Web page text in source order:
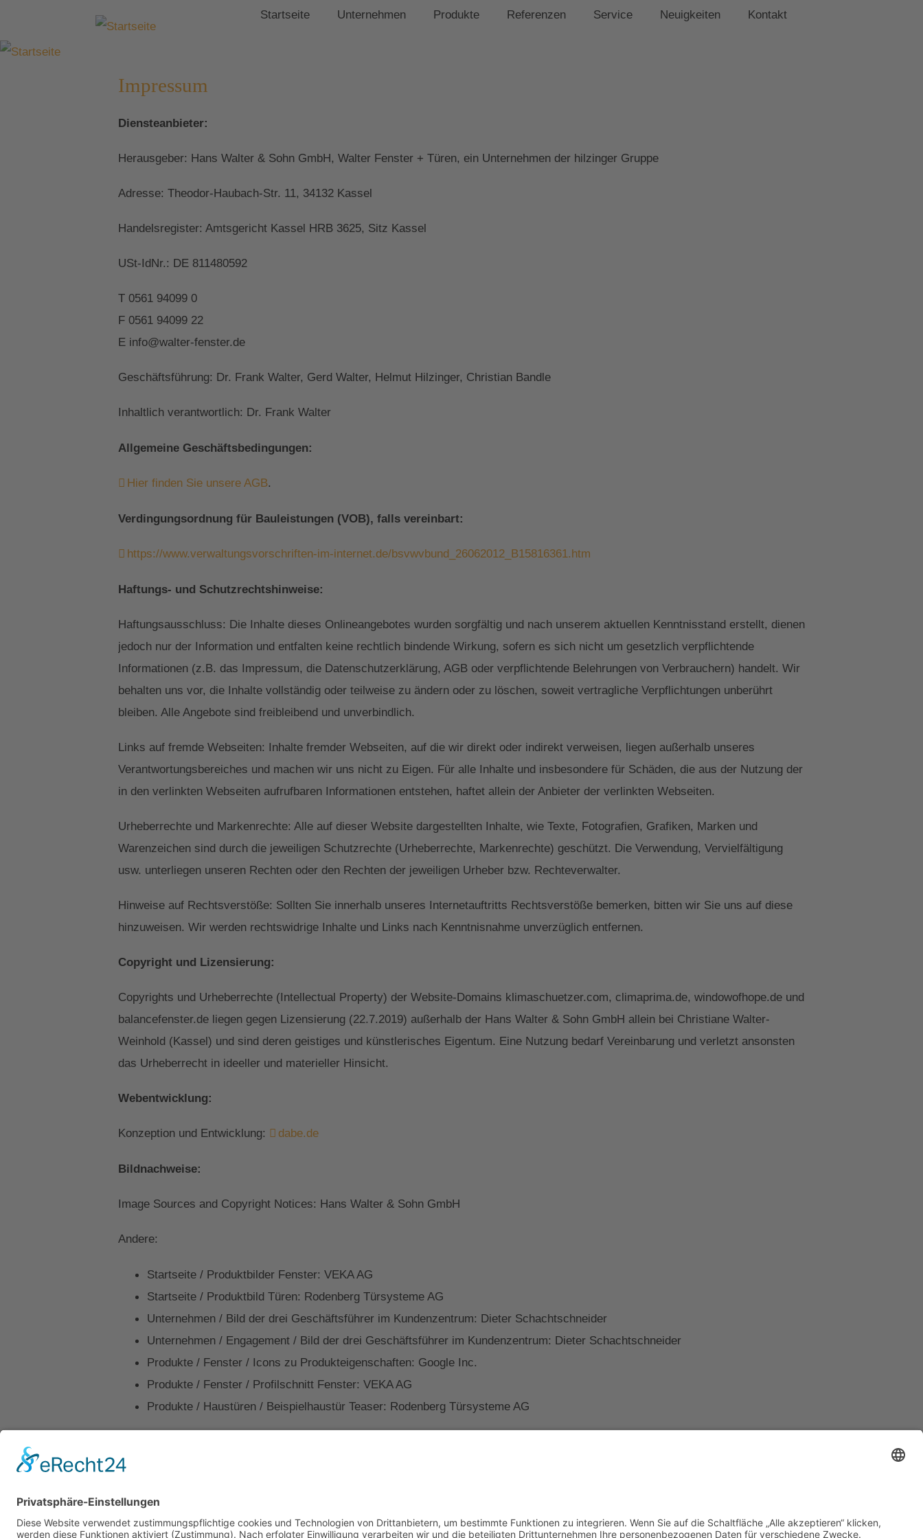
Startseite Unternehmen Produkte Referenzen Service Neuigkeiten Kontakt
Impressum
Diensteanbieter:
Herausgeber: Hans Walter & Sohn GmbH, Walter Fenster + Türen, ein Unternehmen der hilzinger Gruppe
Adresse: Theodor-Haubach-Str. 11, 34132 Kassel
Handelsregister: Amtsgericht Kassel HRB 3625, Sitz Kassel
USt-IdNr.: DE 811480592
T 0561 94099 0
F 0561 94099 22
E info@walter-fenster.de
Geschäftsführung: Dr. Frank Walter, Gerd Walter, Helmut Hilzinger, Christian Bandle
Inhaltlich verantwortlich: Dr. Frank Walter
Allgemeine Geschäftsbedingungen:
Hier finden Sie unsere AGB.
Verdingungsordnung für Bauleistungen (VOB), falls vereinbart:
https://www.verwaltungsvorschriften-im-internet.de/bsvwvbund_26062012_B15816361.htm
Haftungs- und Schutzrechtshinweise:
Haftungsausschluss: Die Inhalte dieses Onlineangebotes wurden sorgfältig und nach unserem aktuellen Kenntnisstand erstellt, dienen
jedoch nur der Information und entfalten keine rechtlich bindende Wirkung, sofern es sich nicht um gesetzlich verpflichtende
Informationen (z.B. das Impressum, die Datenschutzerklärung, AGB oder verpflichtende Belehrungen von Verbrauchern) handelt. Wir
behalten uns vor, die Inhalte vollständig oder teilweise zu ändern oder zu löschen, soweit vertragliche Verpflichtungen unberührt
bleiben. Alle Angebote sind freibleibend und unverbindlich.
Links auf fremde Webseiten: Inhalte fremder Webseiten, auf die wir direkt oder indirekt verweisen, liegen außerhalb unseres
Verantwortungsbereiches und machen wir uns nicht zu Eigen. Für alle Inhalte und insbesondere für Schäden, die aus der Nutzung der
in den verlinkten Webseiten aufrufbaren Informationen entstehen, haftet allein der Anbieter der verlinkten Webseiten.
Urheberrechte und Markenrechte: Alle auf dieser Website dargestellten Inhalte, wie Texte, Fotografien, Grafiken, Marken und
Warenzeichen sind durch die jeweiligen Schutzrechte (Urheberrechte, Markenrechte) geschützt. Die Verwendung, Vervielfältigung
usw. unterliegen unseren Rechten oder den Rechten der jeweiligen Urheber bzw. Rechteverwalter.
Hinweise auf Rechtsverstöße: Sollten Sie innerhalb unseres Internetauftritts Rechtsverstöße bemerken, bitten wir Sie uns auf diese
hinzuweisen. Wir werden rechtswidrige Inhalte und Links nach Kenntnisnahme unverzüglich entfernen.
Copyright und Lizensierung:
Copyrights und Urheberrechte (Intellectual Property) der Website-Domains klimaschuetzer.com, climaprima.de, windowofhope.de und
balancefenster.de liegen gegen Lizensierung (22.7.2019) außerhalb der Hans Walter & Sohn GmbH allein bei Christiane Walter-
Weinhold (Kassel) und sind deren geistiges und künstlerisches Eigentum. Eine Nutzung bedarf Vereinbarung und verletzt ansonsten
das Urheberrecht in ideeller und materieller Hinsicht.
Webentwicklung:
Konzeption und Entwicklung: dabe.de
Bildnachweise:
Image Sources and Copyright Notices: Hans Walter & Sohn GmbH
Andere:
Startseite / Produktbilder Fenster: VEKA AG
Startseite / Produktbild Türen: Rodenberg Türsysteme AG
Unternehmen / Bild der drei Geschäftsführer im Kundenzentrum: Dieter Schachtschneider
Unternehmen / Engagement / Bild der drei Geschäftsführer im Kundenzentrum: Dieter Schachtschneider
Produkte / Fenster / Icons zu Produkteigenschaften: Google Inc.
Produkte / Fenster / Profilschnitt Fenster: VEKA AG
Produkte / Haustüren / Beispielhaustür Teaser: Rodenberg Türsysteme AG
Kontakt
Walter Fenster + Türen